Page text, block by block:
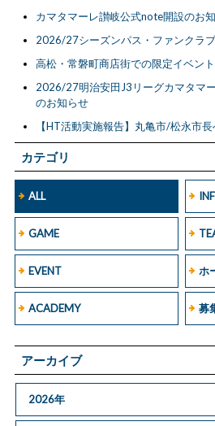
カテゴリ
ALL
GAME
EVENT ホ
ACADEMY 募
アーカイブ
2026年
カマタマーレ讃岐公式note開設のお
2026/27シーズンパス・ファンクラ
高松・常磐町商店街での限定イベン
2026/27明治安田J3リーグカマタマ
のお知らせ
【HT活動実施報告】丸亀市/松永市